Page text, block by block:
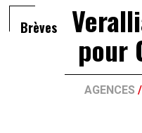
Brèves
pour
AGENCES /